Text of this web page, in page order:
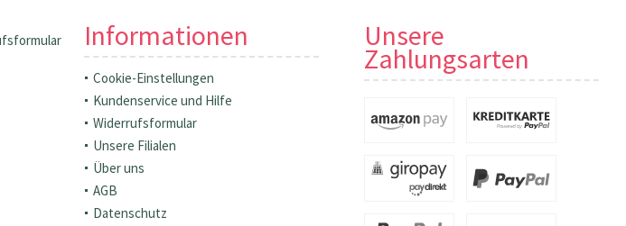
Informationen
Cookie-Einstellungen
Kundenservice und Hilfe
Widerrufsformular
Unsere Filialen
Über uns
AGB
Datenschutz
Unsere
Zahlungsarten